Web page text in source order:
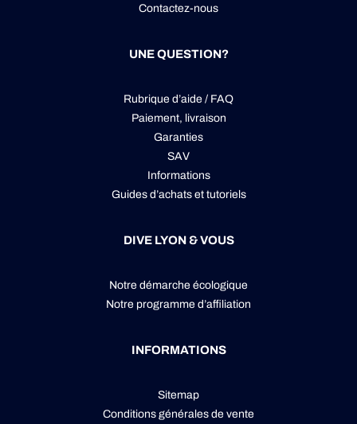
Contactez-nous
UNE QUESTION?
Rubrique d’aide / FAQ
Paiement, livraison
Garanties
SAV
Informations
Guides d’achats et tutoriels
DIVE LYON & VOUS
Notre démarche écologique
Notre programme d’affiliation
INFORMATIONS
Sitemap
Conditions générales de vente